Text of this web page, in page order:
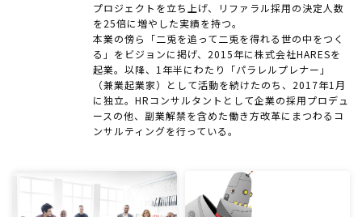
プロジェクトを立ち上げ、リファラル採用の決定人数
を25倍に増やした実績を持つ。
本業の傍ら「二兎を追って二兎を得れる世の中をつく
る」をビジョンに掲げ、2015年に株式会社HARESを
起業。以降、1年半にわたり「パラレルプレナー」
（兼業起業家）として活動を続けたのち、2017年1月
に独立。HRコンサルタントとして企業の採用プロデュ
ースの他、副業解禁を含めた働き方改革にまつわるコ
ンサルティングを行っている。